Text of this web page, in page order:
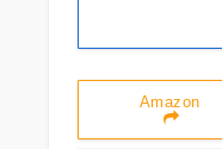
Amazon